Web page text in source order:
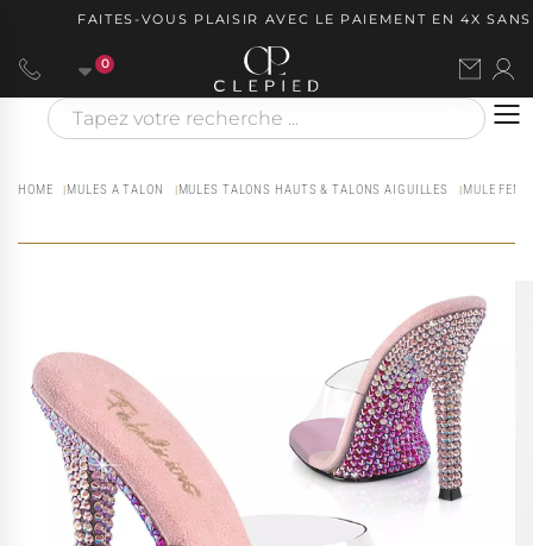
FAITES-VOUS PLAISIR AVEC LE PAIEMENT EN 4X SANS
0
HOME MULES A TALON MULES TALONS HAUTS & TALONS AIGUILLES MULE